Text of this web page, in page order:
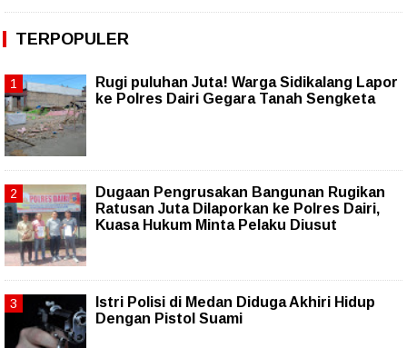
TERPOPULER
Rugi puluhan Juta! Warga Sidikalang Lapor
ke Polres Dairi Gegara Tanah Sengketa
Dugaan Pengrusakan Bangunan Rugikan
Ratusan Juta Dilaporkan ke Polres Dairi,
Kuasa Hukum Minta Pelaku Diusut
Istri Polisi di Medan Diduga Akhiri Hidup
Dengan Pistol Suami